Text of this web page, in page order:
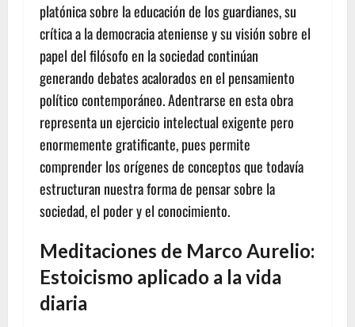
platónica sobre la educación de los guardianes, su
crítica a la democracia ateniense y su visión sobre el
papel del filósofo en la sociedad continúan
generando debates acalorados en el pensamiento
político contemporáneo. Adentrarse en esta obra
representa un ejercicio intelectual exigente pero
enormemente gratificante, pues permite
comprender los orígenes de conceptos que todavía
estructuran nuestra forma de pensar sobre la
sociedad, el poder y el conocimiento.
Meditaciones de Marco Aurelio:
Estoicismo aplicado a la vida
diaria